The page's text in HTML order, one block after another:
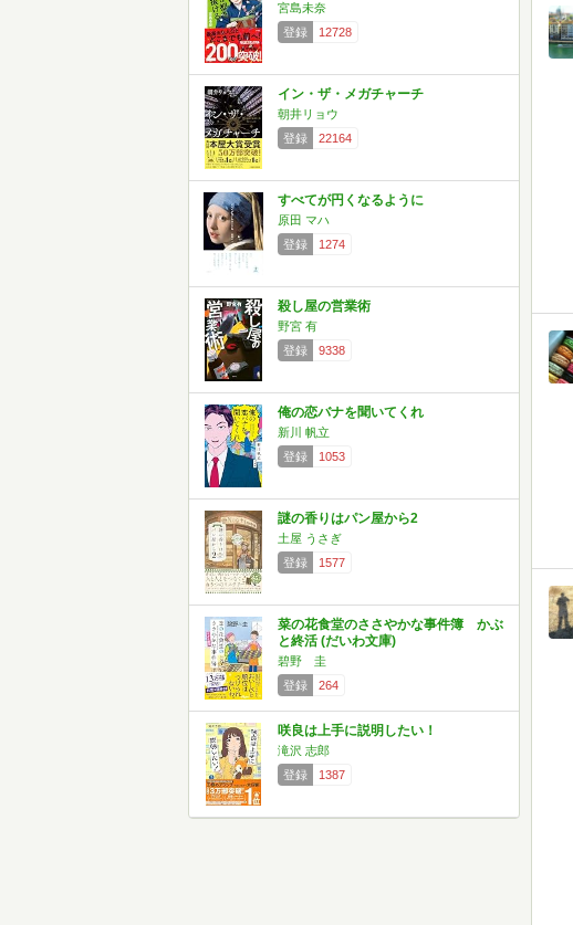
宮島未奈
登録
12728
イン・ザ・メガチャーチ
朝井リョウ
登録
22164
すべてが円くなるように
原田 マハ
登録
1274
殺し屋の営業術
野宮 有
登録
9338
俺の恋バナを聞いてくれ
新川 帆立
登録
1053
謎の香りはパン屋から2
土屋 うさぎ
登録
1577
菜の花食堂のささやかな事件簿 かぶ
と終活 (だいわ文庫)
碧野 圭
登録
264
咲良は上手に説明したい！
滝沢 志郎
登録
1387